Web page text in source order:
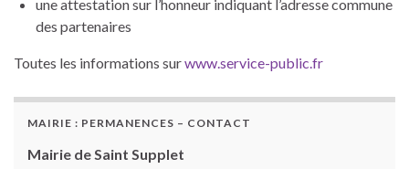
une attestation sur l’honneur indiquant l’adresse commune
des partenaires
Toutes les informations surwww.service-public.fr
MAIRIE : PERMANENCES – CONTACT
Mairie de Saint Supplet